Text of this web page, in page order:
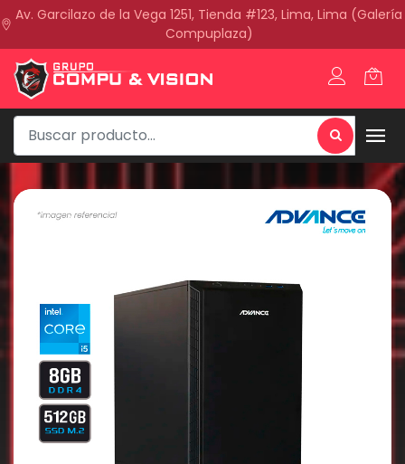
Av. Garcilazo de la Vega 1251, Tienda #123, Lima, Lima (Galería
Compuplaza)